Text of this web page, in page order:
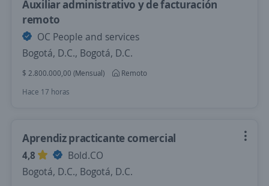
Auxiliar administrativo y de facturación
remoto
OC People and services
Bogotá, D.C., Bogotá, D.C.
$ 2.800.000,00 (Mensual)
Remoto
Hace 17 horas
Aprendiz practicante comercial
4,8
Bold.CO
Bogotá, D.C., Bogotá, D.C.